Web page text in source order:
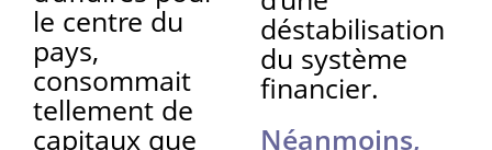
le centre du
pays,
consommait
tellement de
capitaux que
déstabilisation
du système
financier.
Néanmoins,